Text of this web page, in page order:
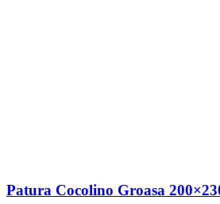
Patura Cocolino Groasa